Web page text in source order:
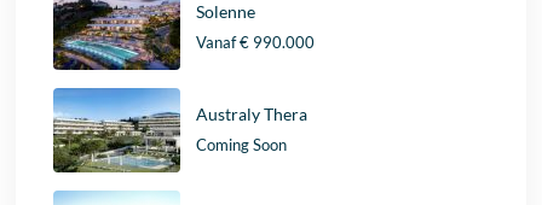
Solenne
Vanaf€ 990.000
Australy Thera
Coming Soon